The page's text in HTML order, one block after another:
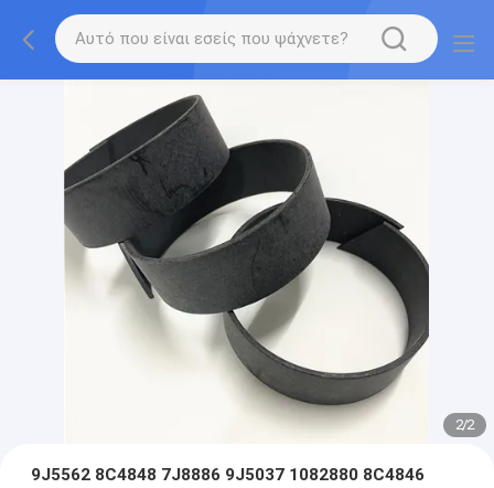
2/2
9J5562 8C4848 7J8886 9J5037 1082880 8C4846